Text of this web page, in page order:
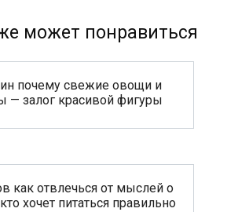
может понравиться
почему свежие овощи и
— залог красивой фигуры
как отвлечься от мыслей о
хочет питаться правильно